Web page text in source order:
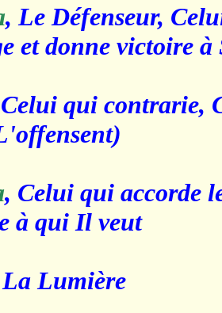
, Le Défenseur,
et donne victoire à
qui contrarie,
, Celui qui accorde
à qui Il veut
Lumière